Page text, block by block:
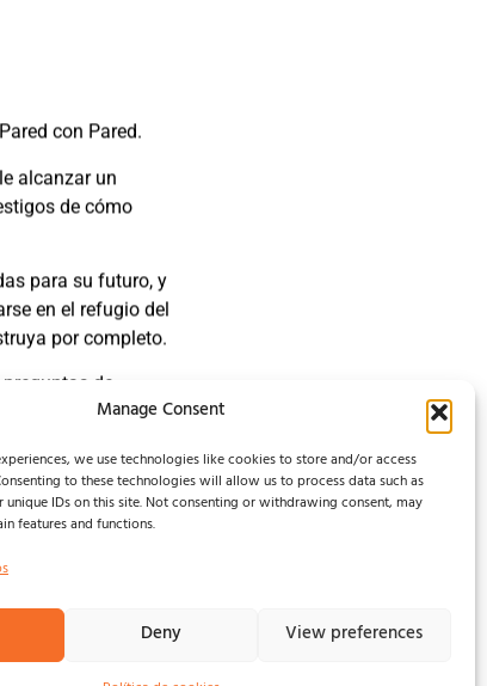
Manage Consent
we use technologies like cookies to store and/or access
to these technologies will allow us to process data such as
IDs on this site. Not consenting or withdrawing consent, may
features and functions.
Deny View preferences
con Pared.
alcanzar un
de cómo
para su futuro, y
en el refugio del
por completo.
preguntas de
dónde empezar,
canción y cantar
que saldrá a
la sala Tempo